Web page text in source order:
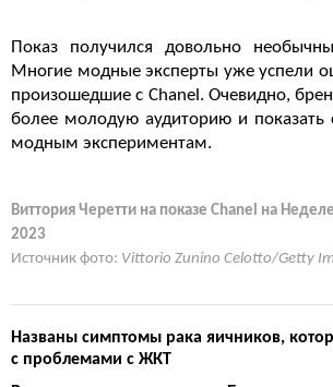
Показ получился довольно
Многие модные эксперты уже успели
произошедшие с Chanel. Очевидно,
более молодую аудиторию и показать
модным экспериментам.
Виттория Черетти на показе Chanel на
2023
Источник фото: Vittorio Zunino Celotto/Getty
Названы симптомы рака яичников,
с проблемами с ЖКТ